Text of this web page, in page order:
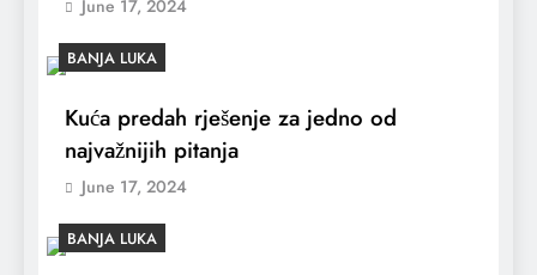
June 17, 2024
BANJA LUKA
Kuća predah rješenje za jedno od
najvažnijih pitanja
June 17, 2024
BANJA LUKA